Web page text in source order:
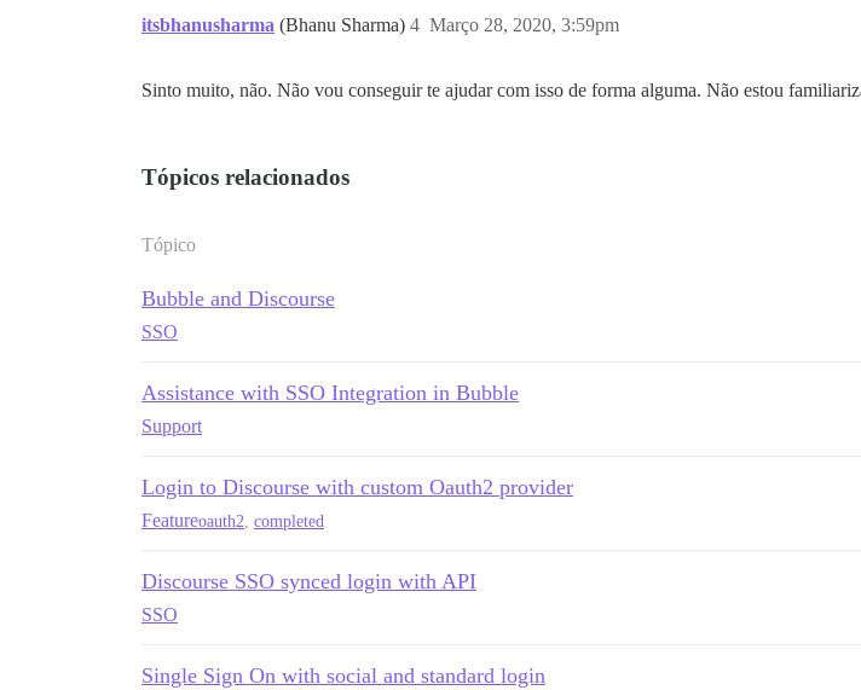
itsbhanusharma (Bhanu Sharma) Março 28, 2020, 3:59pm
4
Sinto muito, não. Não vou conseguir te ajudar com isso de forma alguma. Não estou
Tópicos relacionados
Tópico
Bubble and Discourse
SSO
Assistance with SSO Integration in Bubble
Support
Login to Discourse with custom Oauth2 provider
Featureoauth2 completed
Discourse SSO synced login with API
SSO
Single Sign On with social and standard login